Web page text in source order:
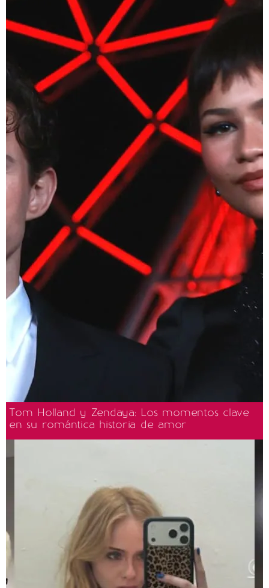
Tom Holland y Zendaya: Los momentos clave
en su romántica historia de amor